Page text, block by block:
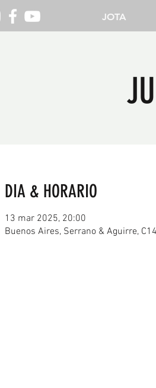
JOTA
DIA & HORARIO
13 mar 2025, 20:00
Buenos Aires, Serrano & Aguirre,